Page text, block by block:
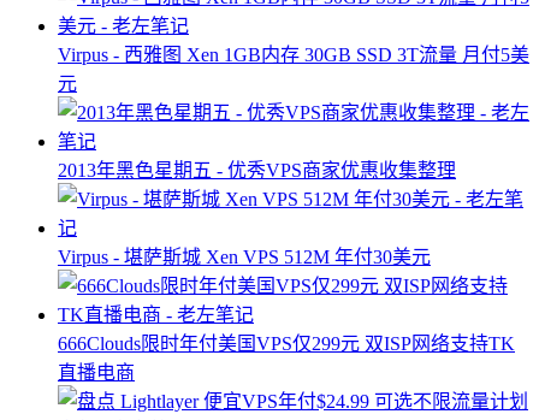
Virpus - 西雅图 Xen 1GB内存 30GB SSD 3T流量 月付5美
元
2013年黑色星期五 - 优秀VPS商家优惠收集整理
Virpus - 堪萨斯城 Xen VPS 512M 年付30美元
666Clouds限时年付美国VPS仅299元 双ISP网络支持TK
直播电商